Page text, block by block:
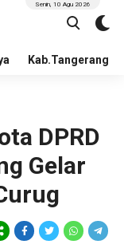
Kab.Tangerang
Senin, 10 Agu 2026
DPRD
Gelar